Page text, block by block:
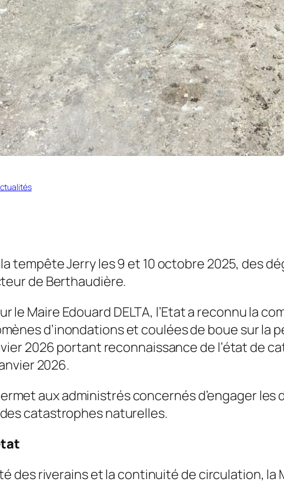
tempête Jerry les 9 et 10 octobre 2025, des
de Berthaudière.
le Maire Edouard DELTA, l’Etat a reconnu la
d’inondations et coulées de boue sur la
2026 portant reconnaissance de l’état de
2026.
aux administrés concernés d’engager
catastrophes naturelles.
des riverains et la continuité de circulation,